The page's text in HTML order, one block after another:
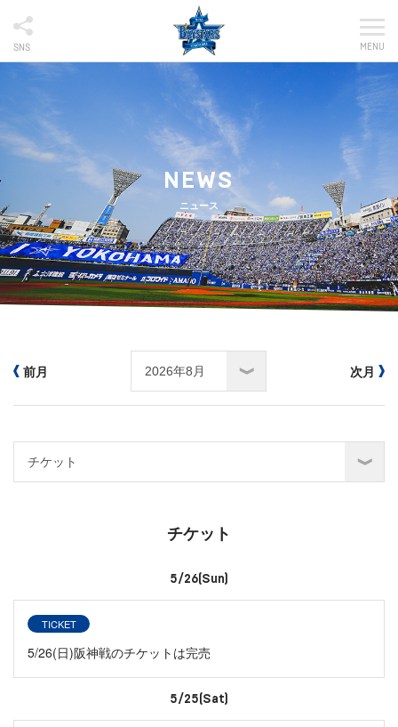
SNS MENU
NEWS
ニュース
前月 次月
チケット
5/26(Sun)
TICKET
5/26(日)阪神戦のチケットは完売
5/25(Sat)